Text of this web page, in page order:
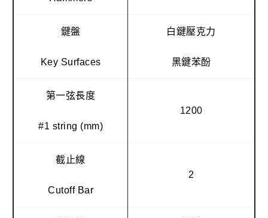
鍵盤
Key Surfaces
白鍵壓克力
黑鍵苯酚
第一弦長度
#1 string (mm)
1200
截止線
Cutoff Bar
2